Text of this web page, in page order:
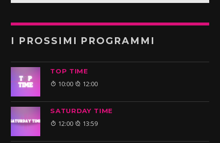
I PROSSIMI PROGRAMMI
TOP TIME
10:00 12:00
SATURDAY TIME
12:00 13:59